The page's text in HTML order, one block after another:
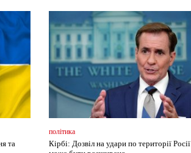
та
політика
Кірбі: Дозвіл на удари по території Росії